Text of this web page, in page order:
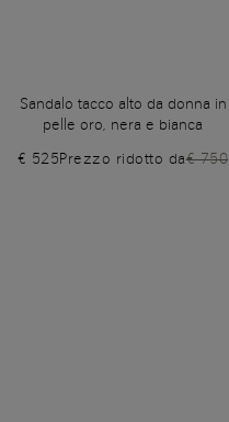
Sandalo tacco alto da donna in
pelle oro, nera e bianca
€ 525Prezzo ridotto da€ 750